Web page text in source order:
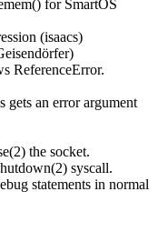
for SmartOS
(isaacs)
ReferenceError.
gets an error argument
the socket.
syscall.
statements in normal